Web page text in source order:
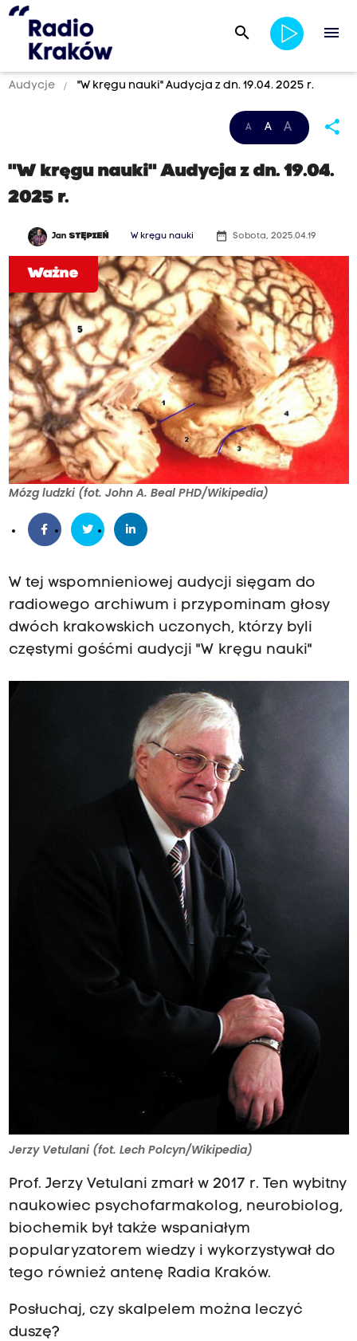
search menu
Audycje "W kręgu nauki" Audycja z dn. 19.04. 2025 r.
A A A share
"W kręgu nauki" Audycja z dn. 19.04.
2025 r.
JanSTĘPIEŃ W kręgu nauki date_range Sobota, 2025.04.19
Ważne
Mózg ludzki (fot. John A. Beal PHD/Wikipedia)
W tej wspomnieniowej audycji sięgam do
radiowego archiwum i przypominam głosy
dwóch krakowskich uczonych, którzy byli
częstymi gośćmi audycji "W kręgu nauki"
Jerzy Vetulani (fot. Lech Polcyn/Wikipedia)
Prof. Jerzy Vetulani zmarł w 2017 r. Ten wybitny
naukowiec psychofarmakolog, neurobiolog,
biochemik był także wspaniałym
popularyzatorem wiedzy i wykorzystywał do
tego również antenę Radia Kraków.
Posłuchaj, czy skalpelem można leczyć
duszę?